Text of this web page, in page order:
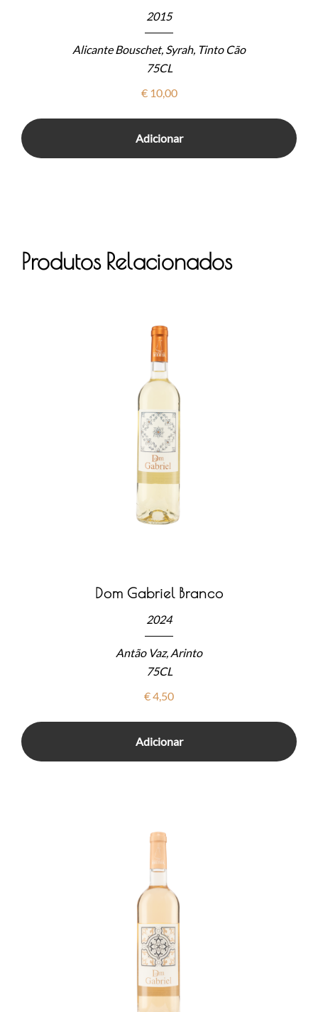
2015
Alicante Bouschet, Syrah, Tinto Cão
75CL
€10,00
Adicionar
Produtos Relacionados
Dom Gabriel Branco
2024
Antão Vaz, Arinto
75CL
€4,50
Adicionar